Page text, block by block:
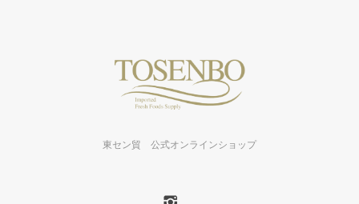
東セン貿 公式オンラインショップ